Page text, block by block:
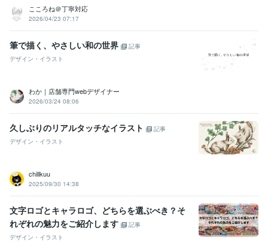
こころね＠丁寧対応
2026/04/23 07:17
筆で描く、やさしい和の世界
記事
デザイン・イラスト
わか｜店舗専門webデザイナー
2026/03/24 08:06
久しぶりのリアルタッチなイラスト
記事
デザイン・イラスト
chillkuu
2025/09/30 14:38
文字ロゴとキャラロゴ、どちらを選ぶべき？そ
れぞれの魅力をご紹介します
記事
デザイン・イラスト